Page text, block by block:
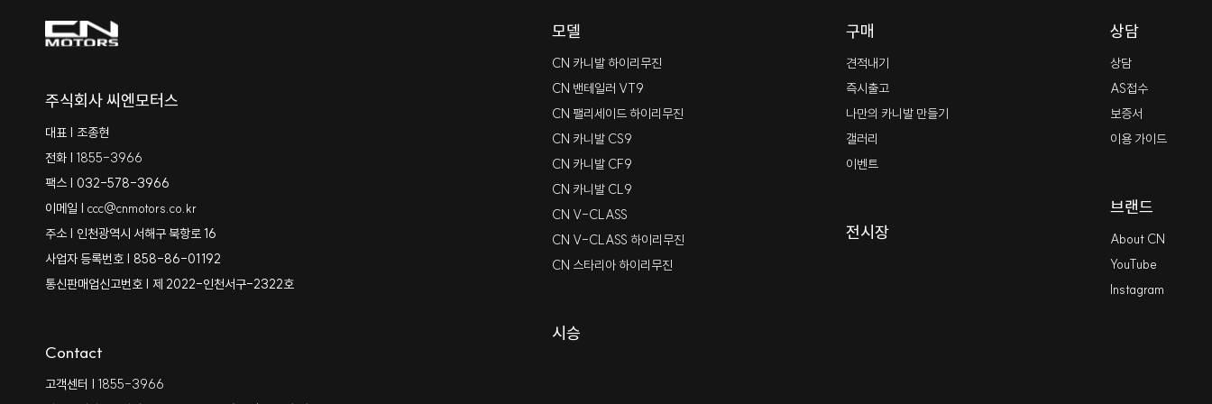
주식회사 씨엔모터스
대표 | 조종현
전화 | 1855-3966
팩스 | 032-578-3966
이메일 | ccc@cnmotors.co.kr
주소 | 인천광역시 서해구 북항로 16
사업자 등록번호 | 858-86-01192
통신판매업신고번호 | 제 2022-인천서구-2322호
Contact
고객센터 | 1855-3966
모델
CN 카니발 하이리무진
CN 밴테일러 VT9
CN 팰리세이드 하이리무진
CN 카니발 CS9
CN 카니발 CF9
CN 카니발 CL9
CN V-CLASS
CN V-CLASS 하이리무진
CN 스타리아 하이리무진
시승
구매
견적내기
즉시출고
나만의 카니발 만들기
갤러리
이벤트
전시장
상담
상담
AS접수
보증서
이용 가이드
브랜드
About CN
YouTube
Instagram